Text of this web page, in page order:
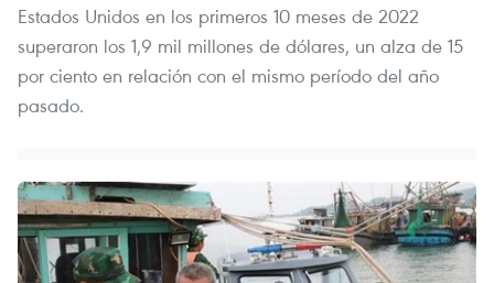
Estados Unidos en los primeros 10 meses de 2022
superaron los 1,9 mil millones de dólares, un alza de 15
por ciento en relación con el mismo período del año
pasado.